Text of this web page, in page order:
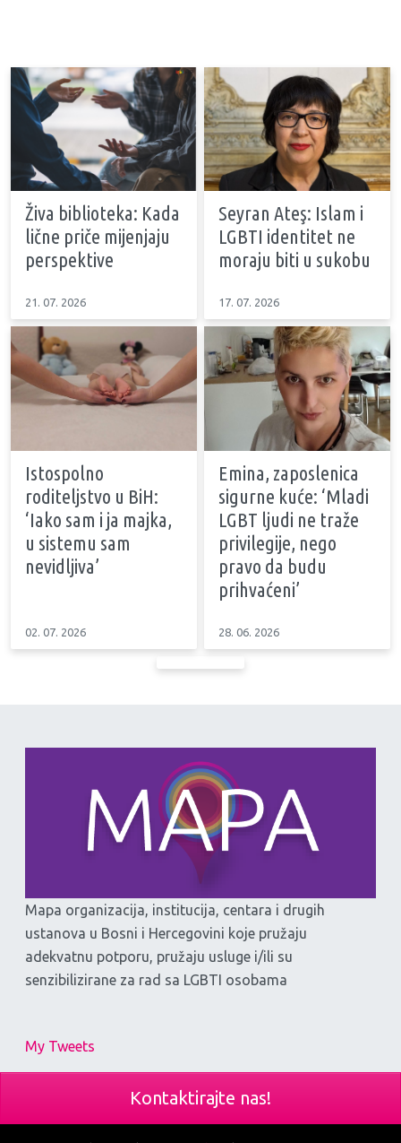
Živa biblioteka: Kada
lične priče mijenjaju
perspektive
21. 07. 2026
Seyran Ateş: Islam i
LGBTI identitet ne
moraju biti u sukobu
17. 07. 2026
Istospolno
roditeljstvo u BiH:
‘Iako sam i ja majka,
u sistemu sam
nevidljiva’
02. 07. 2026
Emina, zaposlenica
sigurne kuće: ‘Mladi
LGBT ljudi ne traže
privilegije, nego
pravo da budu
prihvaćeni’
28. 06. 2026
Mapa organizacija, institucija, centara i drugih
ustanova u Bosni i Hercegovini koje pružaju
adekvatnu potporu, pružaju usluge i/ili su
senzibilizirane za rad sa LGBTI osobama
My Tweets
Kontaktirajte nas!